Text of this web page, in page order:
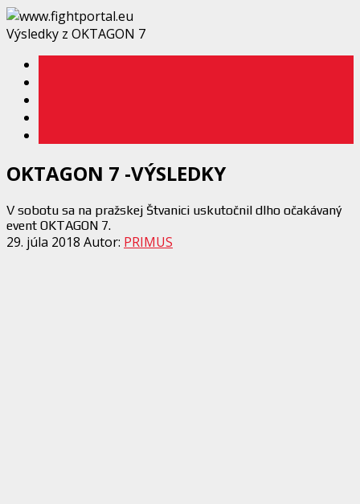
Výsledky z OKTAGON 7
OKTAGON 7 -VÝSLEDKY
V sobotu sa na pražskej Štvanici uskutočnil dlho očakávaný
event OKTAGON 7.
29. júla 2018 Autor: PRIMUS